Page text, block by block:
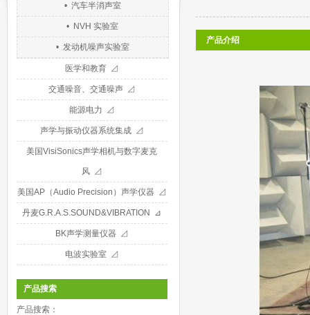
• 汽车半消声室
• NVH 实验室
• 发动机噪声实验室
医学和教育 ⊿
交通噪音、交通噪声 ⊿
能源电力 ⊿
声学与振动仪器系统集成 ⊿
美国VisiSonics声学相机与数字麦克
风 ⊿
美国AP（Audio Precision）声学仪器 ⊿
丹麦G.R.A.S.SOUND&VIBRATION ⊿
BK声学测量仪器 ⊿
电波实验室 ⊿
产品搜索
产品搜索：
产品介绍